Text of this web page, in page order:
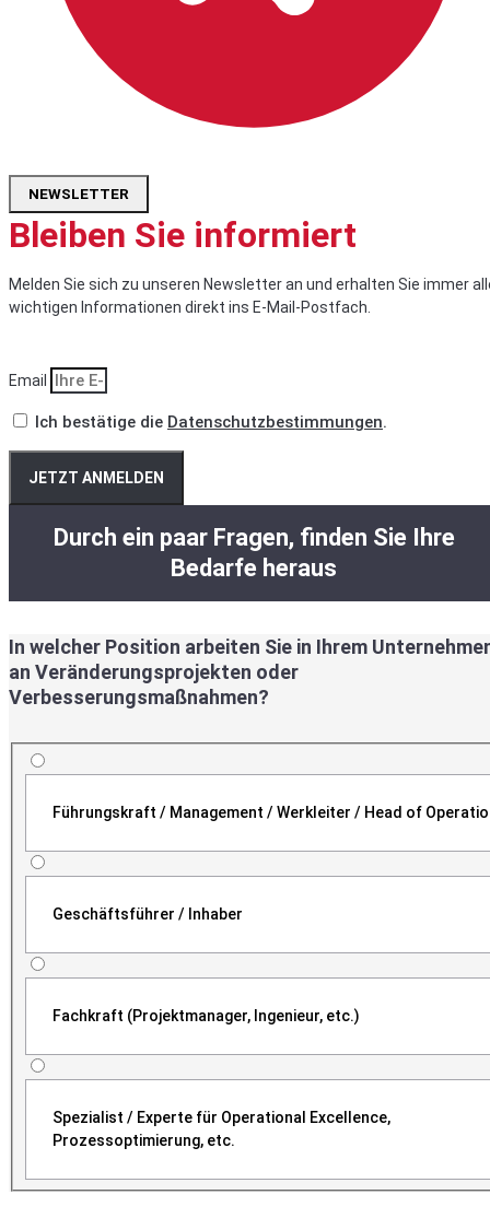
NEWSLETTER
Bleiben Sie informiert
Melden Sie sich zu unseren Newsletter an und erhalten Sie immer
wichtigen Informationen direkt ins E-Mail-Postfach.
Email
Ich bestätige die Datenschutzbestimmungen.
JETZT ANMELDEN
Durch ein paar Fragen, finden Sie Ihre
Bedarfe heraus
In welcher Position arbeiten Sie in Ihrem
an Veränderungsprojekten oder
Verbesserungsmaßnahmen?
Führungskraft / Management / Werkleiter / Head of
Geschäftsführer / Inhaber
Fachkraft (Projektmanager, Ingenieur, etc.)
Spezialist / Experte für Operational Excellence,
Prozessoptimierung, etc.